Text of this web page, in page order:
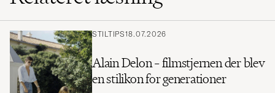
STILTIPS18.07.2026
Alain Delon – filmstjernen der blev
en stilikon for generationer